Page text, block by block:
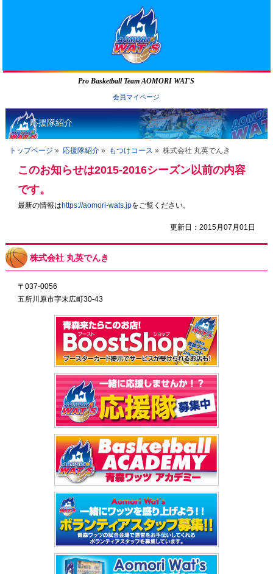
Pro Basketball Team AOMORI WAT'S
会員マイページ
応援隊紹介
トップページ » 応援隊紹介» もつけコース » 株式会社 丸英でんき
このお知らせは2015-2016シーズン以前の内容
です。
最新の情報はhttps://aomori-wats.jpをご覧ください。
更新日：2015月07月01日
株式会社 丸英でんき
〒037‐0056
五所川原市字末広町30-43